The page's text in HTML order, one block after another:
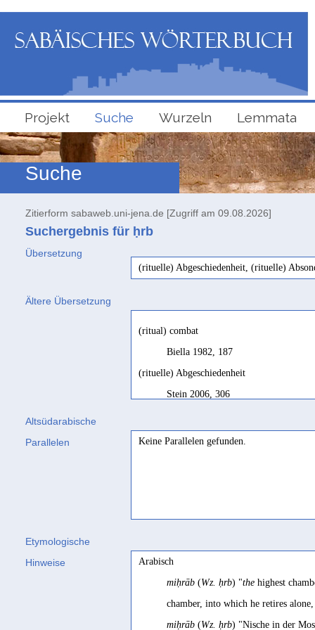
Projekt Suche Wurzeln Lemmata
Suche
Zitierform sabaweb.uni-jena.de [Zugriff am 09.08.2026]
Suchergebnis für ḥrb
Übersetzung
(rituelle) Abgeschiedenheit, (rituelle)
Ältere Übersetzung
(ritual) combat
Biella 1982, 187
(rituelle) Abgeschiedenheit
Stein 2006, 306
Sichzurückziehen an einen
Stein 2006, 295 Bsp. 4
Ryckmans 1968a, 262
-procedure
Agostini 2023, 150
procédure d'obtention de l'oracle
Altsüdarabische
Parallelen
Keine Parallelen gefunden.
Etymologische
Hinweise
Arabisch
miḥrāb (Wz. ḥrb) "the highest
chamber, into which he retires
miḥrāb (Wz. ḥrb) "Nische in der